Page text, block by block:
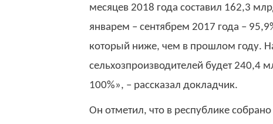
месяцев 2018 года составил 162,3
январем – сентябрем 2017 года –
который ниже, чем в прошлом году.
сельхозпроизводителей будет 240,4
100%», – рассказал докладчик.
Он отметил, что в республике